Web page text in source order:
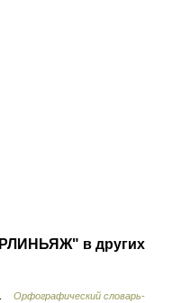
в других
Орфографический словарь-